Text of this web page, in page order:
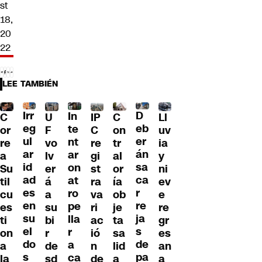
st
18,
20
22
LEE TAMBIÉN
C
or
re
a
Su
til
cu
es
ti
on
a
Irr
eg
ul
ar
id
ad
es
en
su
el
do
s
U
F
vo
lv
er
á
a
su
bi
r
de
In
te
nt
ar
on
at
ro
pe
lla
r
a
ca
IP
C
re
gi
st
ra
va
ri
ac
ió
n
C
on
tr
al
or
ía
ob
je
ta
sa
lid
D
eb
er
án
sa
ca
r
re
ja
s
de
pa
Ll
uv
ia
y
ni
ev
e
re
gr
es
an